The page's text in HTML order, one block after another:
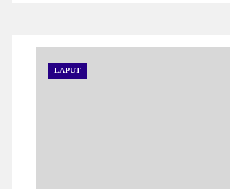
LAPUT